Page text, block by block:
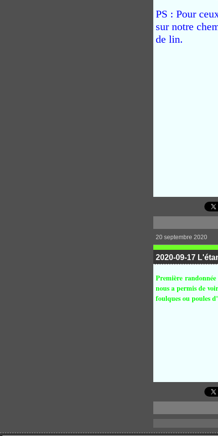
PS : Pour
sur notre
de lin.
20 septembre 2020
2020-09-17
Première
nous a permis de
foulques ou poules